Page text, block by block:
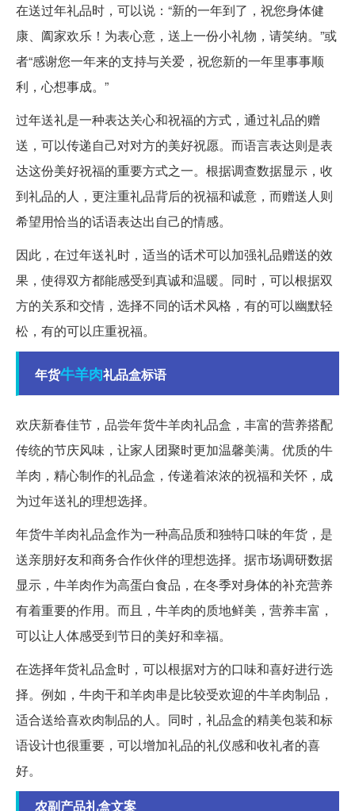
在送过年礼品时，可以说：“新的一年到了，祝您身体健
康、阖家欢乐！为表心意，送上一份小礼物，请笑纳。”或
者“感谢您一年来的支持与关爱，祝您新的一年里事事顺
利，心想事成。”
过年送礼是一种表达关心和祝福的方式，通过礼品的赠
送，可以传递自己对对方的美好祝愿。而语言表达则是表
达这份美好祝福的重要方式之一。根据调查数据显示，收
到礼品的人，更注重礼品背后的祝福和诚意，而赠送人则
希望用恰当的话语表达出自己的情感。
因此，在过年送礼时，适当的话术可以加强礼品赠送的效
果，使得双方都能感受到真诚和温暖。同时，可以根据双
方的关系和交情，选择不同的话术风格，有的可以幽默轻
松，有的可以庄重祝福。
年货牛羊肉礼品盒标语
欢庆新春佳节，品尝年货牛羊肉礼品盒，丰富的营养搭配
传统的节庆风味，让家人团聚时更加温馨美满。优质的牛
羊肉，精心制作的礼品盒，传递着浓浓的祝福和关怀，成
为过年送礼的理想选择。
年货牛羊肉礼品盒作为一种高品质和独特口味的年货，是
送亲朋好友和商务合作伙伴的理想选择。据市场调研数据
显示，牛羊肉作为高蛋白食品，在冬季对身体的补充营养
有着重要的作用。而且，牛羊肉的质地鲜美，营养丰富，
可以让人体感受到节日的美好和幸福。
在选择年货礼品盒时，可以根据对方的口味和喜好进行选
择。例如，牛肉干和羊肉串是比较受欢迎的牛羊肉制品，
适合送给喜欢肉制品的人。同时，礼品盒的精美包装和标
语设计也很重要，可以增加礼品的礼仪感和收礼者的喜
好。
农副产品礼盒文案